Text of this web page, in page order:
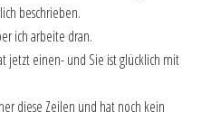
beschrieben.
ich arbeite dran.
jetzt einen- und Sie ist glücklich mit
diese Zeilen und hat noch kein